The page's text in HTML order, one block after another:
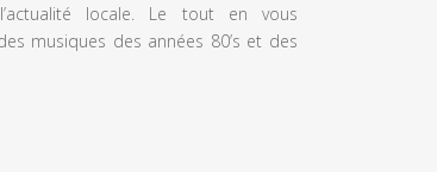
locale. Le tout en vous
musiques des années 80’s et des